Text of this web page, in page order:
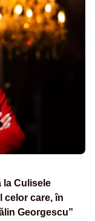
la Culisele
celor care, în
Georgescu”